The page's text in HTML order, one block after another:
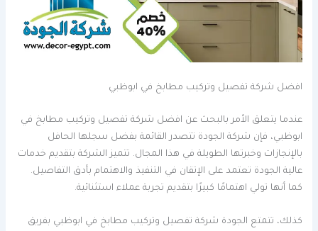
افضل شركة تفصيل وتركيب مطابخ في ابوظبي
عندما يتعلق الأمر بالبحث عن افضل شركة تفصيل وتركيب مطابخ في
ابوظبي، فإن شركة الجودة تتصدر القائمة بفضل سجلها الحافل
بالإنجازات وخبرتها الطويلة في هذا المجال. تتميز الشركة بتقديم خدمات
عالية الجودة تعتمد على الإتقان في التنفيذ والاهتمام بأدق التفاصيل.
كما أنها تولي اهتمامًا كبيرًا بتقديم تجربة عملاء استثنائية.
كذلك، تتمتع الجودة شركة تفصيل وتركيب مطابخ في ابوظبي بفريق